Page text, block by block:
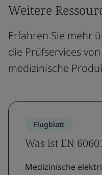
Weitere
Erfahren Sie mehr
die Prüfservices
medizinische
Flugblatt
Was ist EN
Medizinische